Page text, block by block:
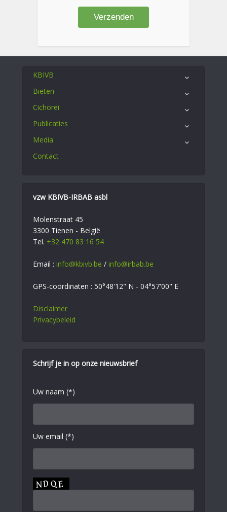
KBIVB
Bieten
Cichorei
Publicaties
Media
Contact
vzw KBIVB-IRBAB asbl
Molenstraat 45
3300 Tienen - België
Tel. +32 470 83 16 54
Email : info@kbivb.be / info@irbab.be
GPS-coördinaten : 50°48'12" N - 04°57'00" E
Disclaimer
Privacybeleid
Schrijf je in op onze nieuwsbrief
Uw naam (*)
Uw email (*)